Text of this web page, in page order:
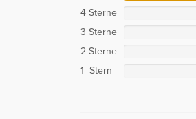
4 Sterne
3 Sterne
2 Sterne
1 Stern